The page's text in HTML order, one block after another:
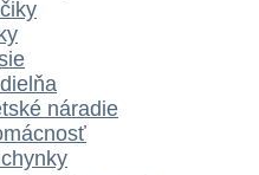
náradie